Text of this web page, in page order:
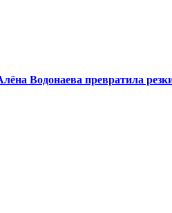
Водонаева превратила